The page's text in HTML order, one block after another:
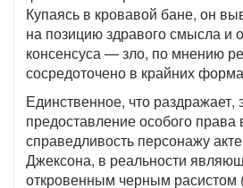
Купаясь в кровавой бане, он
на позицию здравого смысла и
консенсуса — зло, по мнению
сосредоточено в крайних
Единственное, что раздражает,
предоставление особого права
справедливость персонажу
Джексона, в реальности
откровенным черным расистом